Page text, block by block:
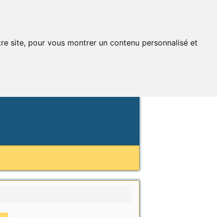
site, pour vous montrer un contenu personnalisé et